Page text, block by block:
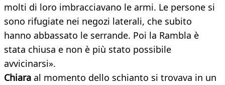
molti di loro imbracciavano le armi. Le persone si
sono rifugiate nei negozi laterali, che subito
hanno abbassato le serrande. Poi la Rambla è
stata chiusa e non è più stato possibile
avvicinarsi».
Chiara al momento dello schianto si trovava in un